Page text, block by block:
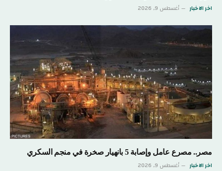
اخر الاخبار أغسطس 9, 2026
مصر.. مصرع عامل وإصابة 5 بانهيار صخرة في منجم السكري
اخر الاخبار أغسطس 9, 2026